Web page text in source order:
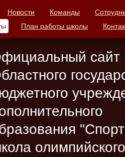
Новости Команды
План работы школы
сайт